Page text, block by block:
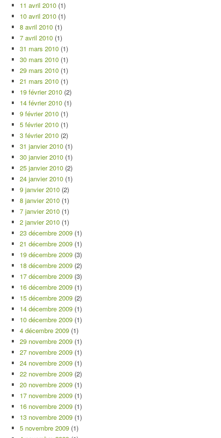
11 avril 2010 (1)
10 avril 2010 (1)
8 avril 2010 (1)
7 avril 2010 (1)
31 mars 2010 (1)
30 mars 2010 (1)
29 mars 2010 (1)
21 mars 2010 (1)
19 février 2010 (2)
14 février 2010 (1)
9 février 2010 (1)
5 février 2010 (1)
3 février 2010 (2)
31 janvier 2010 (1)
30 janvier 2010 (1)
25 janvier 2010 (2)
24 janvier 2010 (1)
9 janvier 2010 (2)
8 janvier 2010 (1)
7 janvier 2010 (1)
2 janvier 2010 (1)
23 décembre 2009 (1)
21 décembre 2009 (1)
19 décembre 2009 (3)
18 décembre 2009 (2)
17 décembre 2009 (3)
16 décembre 2009 (1)
15 décembre 2009 (2)
14 décembre 2009 (1)
10 décembre 2009 (1)
4 décembre 2009 (1)
29 novembre 2009 (1)
27 novembre 2009 (1)
24 novembre 2009 (1)
22 novembre 2009 (2)
20 novembre 2009 (1)
17 novembre 2009 (1)
16 novembre 2009 (1)
13 novembre 2009 (1)
5 novembre 2009 (1)